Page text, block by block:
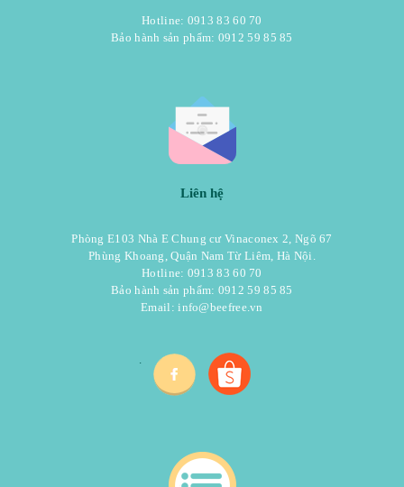
Hotline: 0913 83 60 70
Bảo hành sản phẩm: 0912 59 85 85
Liên hệ
Phòng E103 Nhà E Chung cư Vinaconex 2, Ngõ 67
Phùng Khoang, Quận Nam Từ Liêm, Hà Nội.
Hotline: 0913 83 60 70
Bảo hành sản phẩm: 0912 59 85 85
Email:info@beefree.vn
.